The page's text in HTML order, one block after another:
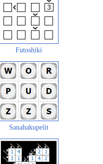
Futoshiki
Sanahakupelit